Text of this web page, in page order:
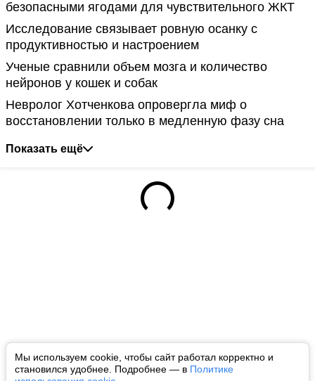
Мы используем cookie, чтобы сайт работал корректно и
становился удобнее. Подробнее — в Политике
безопасными ягодами для чувствительного ЖКТ
Исследование связывает ровную осанку с
продуктивностью и настроением
Ученые сравнили объем мозга и количество
нейронов у кошек и собак
Невролог Хотченкова опровергла миф о
восстановлении только в медленную фазу сна
Показать ещё